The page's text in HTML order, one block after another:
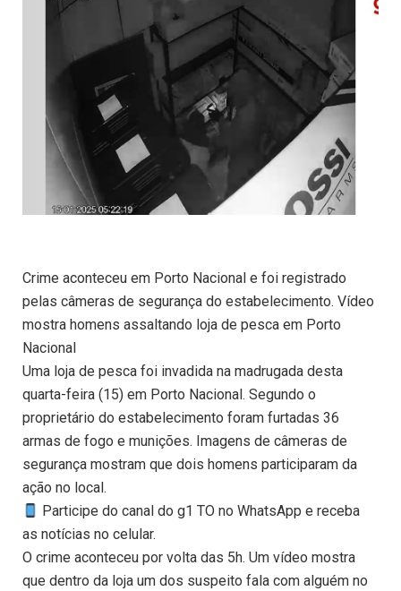
Crime aconteceu em Porto Nacional e foi registrado
pelas câmeras de segurança do estabelecimento. Vídeo
mostra homens assaltando loja de pesca em Porto
Nacional
Uma loja de pesca foi invadida na madrugada desta
quarta-feira (15) em Porto Nacional. Segundo o
proprietário do estabelecimento foram furtadas 36
armas de fogo e munições. Imagens de câmeras de
segurança mostram que dois homens participaram da
ação no local.
Participe do canal do g1 TO no WhatsApp e receba
as notícias no celular.
O crime aconteceu por volta das 5h. Um vídeo mostra
que dentro da loja um dos suspeito fala com alguém no